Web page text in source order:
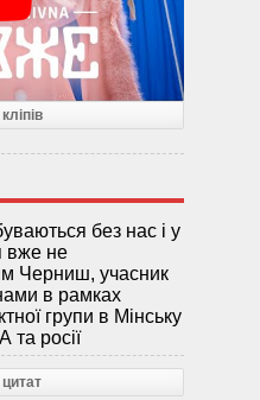
без нас і у
вже не
Черниш, учасник
в рамках
групи в Мінську
росії